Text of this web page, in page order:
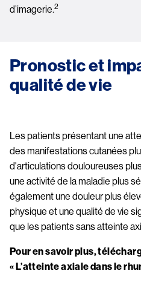
d’imagerie.2
Pronostic et
qualité de vie
Les patients présentant une
des manifestations cutanées
d'articulations douloureuses
une activité de la maladie plus
également une douleur plus
physique et une qualité de vie
que les patients sans atteinte
Pour en savoir plus,
« L’atteinte axiale dans le